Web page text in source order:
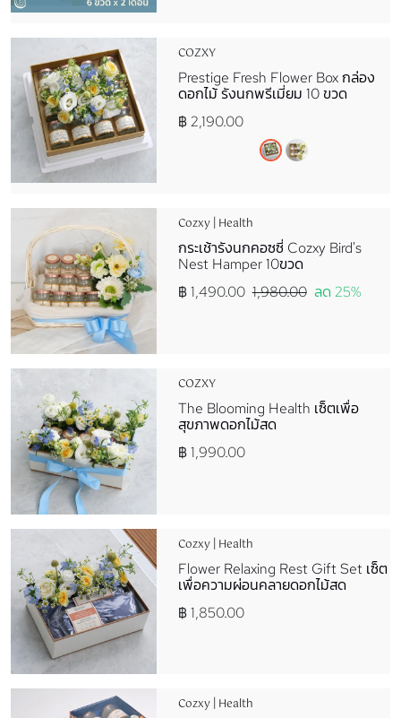
COZXY
Prestige Fresh Flower Box กล่อง
ดอกไม้ รังนกพรีเมี่ยม 10 ขวด
฿ 2,190.00
Cozxy | Health
กระเช้ารังนกคอซซี่ Cozxy Bird's
Nest Hamper 10ขวด
฿ 1,490.00 1,980.00 ลด 25%
COZXY
The Blooming Health เซ็ตเพื่อ
สุขภาพดอกไม้สด
฿ 1,990.00
Cozxy | Health
Flower Relaxing Rest Gift Set เซ็ต
เพื่อความผ่อนคลายดอกไม้สด
฿ 1,850.00
Cozxy | Health